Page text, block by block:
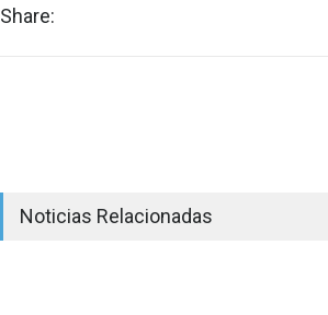
Share:
Noticias Relacionadas